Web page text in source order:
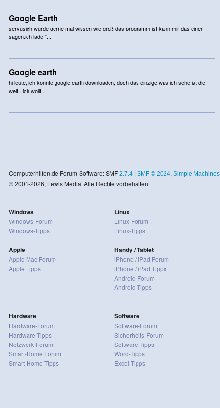
Google Earth
servusich würde gerne mal wissen wie groß das programm ist!kann mir das einer
sagen.ich lade "...
Google earth
hi leute, ich konnte google earth downloaden, doch das einzige was ich sehe ist die
welt...ich wollt...
Computerhilfen.de Forum-Software: SMF 2.7.4| SMF © 2024, Simple Machines
© 2001-2026, Lewis Media. Alle Rechte vorbehalten
Windows
Windows-Forum
Windows-Tipps
Apple
Apple Mac Forum
Apple Tipps
Linux
Linux-Forum
Linux-Tipps
Handy / Tablet
iPhone / iPad Forum
iPhone / iPad Tipps
Android-Forum
Android-Tipps
Hardware
Hardware-Forum
Hardware-Tipps
Netzwerk-Forum
Smart-Home Forum
Smart-Home Tipps
Software
Software-Forum
Sicherheits-Forum
Software-Tipps
Word-Tipps
Excel-Tipps